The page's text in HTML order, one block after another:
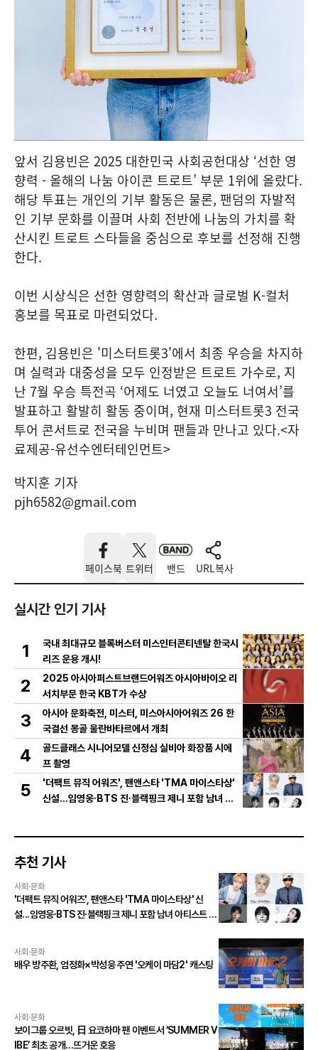
앞서 김용빈은 2025 대한민국 사회공헌대상 ‘선한 영
향력 - 올해의 나눔 아이콘 트로트’ 부문 1위에 올랐다.
해당 투표는 개인의 기부 활동은 물론, 팬덤의 자발적
인 기부 문화를 이끌며 사회 전반에 나눔의 가치를 확
산시킨 트로트 스타들을 중심으로 후보를 선정해 진행
한다.
이번 시상식은 선한 영향력의 확산과 글로벌 K-컬처
홍보를 목표로 마련되었다.
한편, 김용빈은 '미스터트롯3'에서 최종 우승을 차지하
며 실력과 대중성을 모두 인정받은 트로트 가수로, 지
난 7월 우승 특전곡 ‘어제도 너였고 오늘도 너여서’를
발표하고 활발히 활동 중이며, 현재 미스터트롯3 전국
투어 콘서트로 전국을 누비며 팬들과 만나고 있다.<자
료제공-유선수엔터테인먼트>
박지훈 기자
pjh6582@gmail.com
페이스북 트위터 밴드 URL복사
실시간 인기 기사
1
국내 최대규모 블록버스터 미스인터콘티넨탈 한국시
리즈 운용 개시!
2
2025 아시아퍼스트브랜드어워즈 아시아바이오 리
서치부문 한국 KBT가 수상
3
아시아 문화축전, 미스터, 미스아시아어워즈 26 한
국결선 몽골 울란바타르에서 개최
4
골드클래스 시니어모델 신정심 실비아 화장품 시에
프 촬영
5
'더팩트 뮤직 어워즈', 팬앤스타 'TMA 마이스타상'
신설...임영웅∙BTS 진∙블랙핑크 제니 포함 남녀 아
추천 기사
사회·문화
'더팩트 뮤직 어워즈', 팬앤스타 'TMA 마이스타상' 신
설...임영웅∙BTS 진∙블랙핑크 제니 포함 남녀 아티스트 상
사회·문화
배우 방주환, 엄정화×박성웅 주연 '오케이 마담2' 캐스팅
사회·문화
보이그룹 오르빗, 日 요코하마 팬 이벤트서 ‘SUMMER V
IBE’ 최초 공개…뜨거운 호응